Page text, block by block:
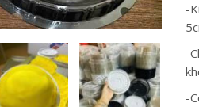
-
-
-